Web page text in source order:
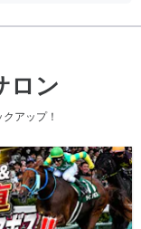
ロン
アップ！